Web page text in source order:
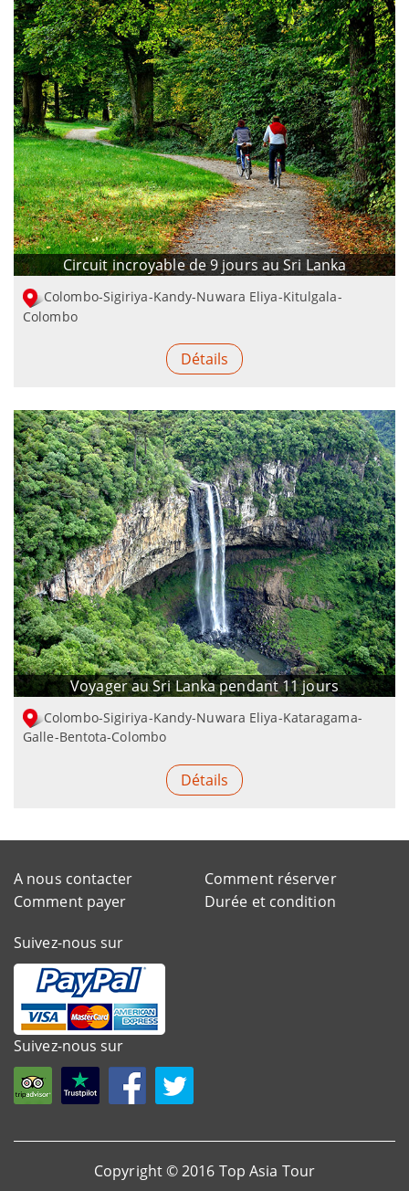
Circuit incroyable de 9 jours au Sri Lanka
Colombo-Sigiriya-Kandy-Nuwara Eliya-Kitulgala-
Colombo
Détails
Voyager au Sri Lanka pendant 11 jours
Colombo-Sigiriya-Kandy-Nuwara Eliya-Kataragama-
Galle-Bentota-Colombo
Détails
A nous contacter
Comment réserver
Comment payer
Durée et condition
Suivez-nous sur
Suivez-nous sur
Copyright © 2016 Top Asia Tour